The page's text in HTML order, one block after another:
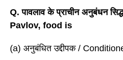
Q. पावलाव के प्राचीन अनुबंधन
Pavlov, food is
(a) अनुबंधित उद्दीपक /